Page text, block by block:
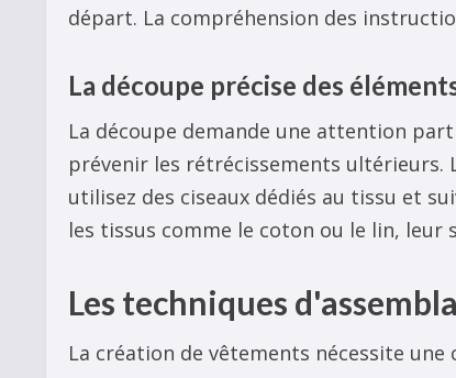
départ. La compréhension des
La découpe précise des
La découpe demande une attention
prévenir les rétrécissements ultérieurs.
utilisez des ciseaux dédiés au tissu et
les tissus comme le coton ou le lin,
Les techniques
La création de vêtements nécessite